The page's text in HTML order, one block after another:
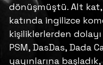
dönüşmüştü. Alt
katında ingilizce
kişiliklerlerden
PSM, DasDas, Dada
yayınlarına